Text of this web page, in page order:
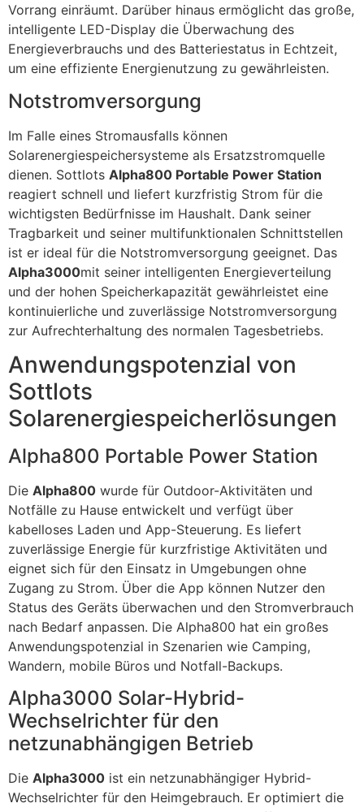
Vorrang einräumt. Darüber hinaus ermöglicht das große,
intelligente LED-Display die Überwachung des
Energieverbrauchs und des Batteriestatus in Echtzeit,
um eine effiziente Energienutzung zu gewährleisten.
Notstromversorgung
Im Falle eines Stromausfalls können
Solarenergiespeichersysteme als Ersatzstromquelle
dienen. Sottlots Alpha800 Portable Power Station
reagiert schnell und liefert kurzfristig Strom für die
wichtigsten Bedürfnisse im Haushalt. Dank seiner
Tragbarkeit und seiner multifunktionalen Schnittstellen
ist er ideal für die Notstromversorgung geeignet. Das
Alpha3000mit seiner intelligenten Energieverteilung
und der hohen Speicherkapazität gewährleistet eine
kontinuierliche und zuverlässige Notstromversorgung
zur Aufrechterhaltung des normalen Tagesbetriebs.
Anwendungspotenzial von
Sottlots
Solarenergiespeicherlösungen
Alpha800 Portable Power Station
Die Alpha800 wurde für Outdoor-Aktivitäten und
Notfälle zu Hause entwickelt und verfügt über
kabelloses Laden und App-Steuerung. Es liefert
zuverlässige Energie für kurzfristige Aktivitäten und
eignet sich für den Einsatz in Umgebungen ohne
Zugang zu Strom. Über die App können Nutzer den
Status des Geräts überwachen und den Stromverbrauch
nach Bedarf anpassen. Die Alpha800 hat ein großes
Anwendungspotenzial in Szenarien wie Camping,
Wandern, mobile Büros und Notfall-Backups.
Alpha3000 Solar-Hybrid-
Wechselrichter für den
netzunabhängigen Betrieb
Die Alpha3000 ist ein netzunabhängiger Hybrid-
Wechselrichter für den Heimgebrauch. Er optimiert die